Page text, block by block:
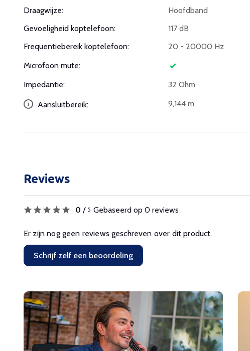
Draagwijze:
Hoofdband
Gevoeligheid koptelefoon:
117 dB
Frequentiebereik koptelefoon:
20 - 20000 Hz
Microfoon mute:
Impedantie:
32 Ohm
Aansluitbereik: 9,144 m
Reviews
0 / 5 Gebaseerd op 0 reviews
Er zijn nog geen reviews geschreven over dit product.
Schrijf zelf een beoordeling